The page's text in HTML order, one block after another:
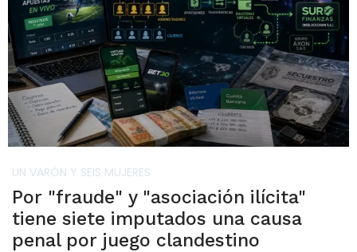
UN VARÓN Y SEIS MUJERES
Por "fraude" y "asociación ilícita"
tiene siete imputados una causa
penal por juego clandestino